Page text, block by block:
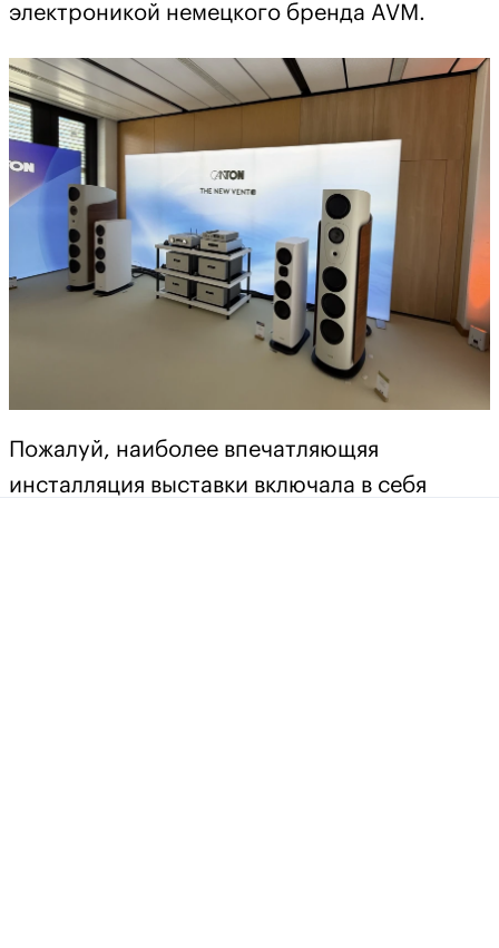
электроникой немецкого бренда AVM.
Пожалуй, наиболее впечатляющяя
инсталляция выставки включала в себя